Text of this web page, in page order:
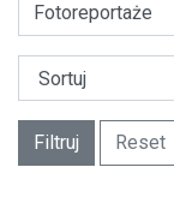
Fotoreportaże
Filtruj Reset